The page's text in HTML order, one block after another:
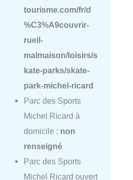
tourisme.com/fr/d
%C3%A9couvrir-
rueil-
malmaison/loisirs/s
kate-parks/skate-
park-michel-ricard
Parc des Sports
Michel Ricard à
domicile : non
renseigné
Parc des Sports
Michel Ricard ouvert